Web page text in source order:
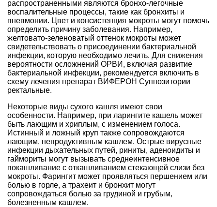
распространенными являются бронхо-легочные
воспалительные процессы, такие как бронхиты и
пневмонии. Цвет и консистенция мокроты могут помочь
определить причину заболевания. Например,
желтовато-зеленоватый оттенок мокроты может
свидетельствовать о присоединении бактериальной
инфекции, которую необходимо лечить. Для снижения
вероятности осложнений ОРВИ, включая развитие
бактериальной инфекции, рекомендуется включить в
схему лечения препарат ВИФЕРОН Суппозитории
ректальные.
Некоторые виды сухого кашля имеют свои
особенности. Например, при ларингите кашель может
быть лающим и хриплым, с изменением голоса.
Истинный и ложный круп также сопровождаются
лающим, непродуктивным кашлем. Острые вирусные
инфекции дыхательных путей, риниты, аденоидиты и
гаймориты могут вызывать среднеинтенсивное
покашливание с откашливанием стекающей слизи без
мокроты. Фарингит может проявляться першением или
болью в горле, а трахеит и бронхит могут
сопровождаться болью за грудиной и грубым,
болезненным кашлем.